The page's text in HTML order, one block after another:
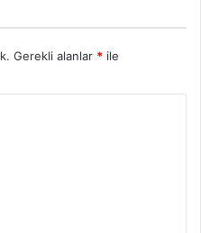
Gerekli alanlar * ile